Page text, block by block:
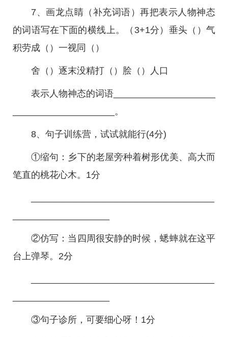
7、画龙点睛（补充词语）再把表示人物神态
的词语写在下面的横线上。（3+1分）垂头（）气
积劳成（）一视同（）
舍（）逐末没精打（）脍（）人口
表示人物神态的词语____________________
____________________。
8、句子训练营，试试就能行(4分)
①缩句：乡下的老屋旁种着树形优美、高大而
笔直的桃花心木。1分
②仿写：当四周很安静的时候，蟋蟀就在这平
台上弹琴。2分
③句子诊所，可要细心呀！1分